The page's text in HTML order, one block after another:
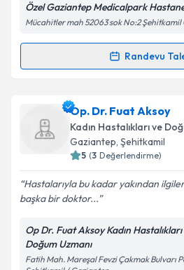
Kişisel verilerimin
Metni'ni okudum ve
kapsamda işlenmesini
Özel Gaziantep Medicalpark
Mücahitler mah 52063 sok No:2 Şehitkamil
Randevu
Randevu Takvimi Talebi
Doç. Dr. Ebru Ersoyiçin
oluşturun. Size bu uzmandan
takvim hazırlandığında e-
Kişisel verilerimin
Metni
kapsamda işlenmesini
Op. Dr. Fuat Aksoy
Kadın Hastalıkları ve
Gaziantep, Şehitkamil
5 (3 Değerlendirme)
Hastalarıyla bu kadar yakından
başka bir doktor...
Op Dr. Fuat Aksoy Kadın Hastalıkları
Doğum Uzmanı
Fatih Mah. Mareşal Fevzi Çakmak Bulvarı